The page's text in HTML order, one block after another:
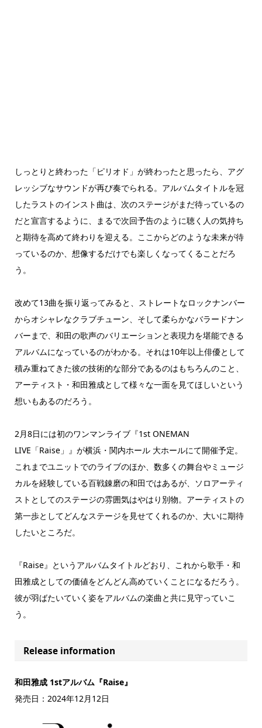
しっとりと終わった「ピリオド」が終わったと思ったら、アグ
レッシブなサウンドが再び奏でられる。アルバムタイトルを冠
したラストのインスト曲は、次のステージがまだ待っているの
だと宣言するように、まるで次回予告のように聴く人の気持ち
と期待を高めて終わりを迎える。ここからどのような未来が待
っているのか、想像するだけでも楽しくなってくることだろ
う。
改めて13曲を振り返ってみると、ストレートなロックナンバー
からオシャレなクラブチューン、そして柔らかなバラードナン
バーまで、和田の歌声のバリエーションと表現力を堪能できる
アルバムになっているのがわかる。それは10年以上俳優として
積み重ねてきた彼の技術的な部分であるのはもちろんのこと、
アーティスト・和田雅成として様々な一面を見てほしいという
想いもあるのだろう。
2月8日には初のワンマンライブ『1st ONEMAN
LIVE「Raise」』が横浜・関内ホール 大ホールにて開催予定。
これまでユニットでのライブのほか、数多くの舞台やミュージ
カルを経験している百戦錬磨の和田ではあるが、ソロアーティ
ストとしてのステージの雰囲気はやはり別物。アーティストの
第一歩としてどんなステージを見せてくれるのか、大いに期待
したいところだ。
『Raise』というアルバムタイトルどおり、これから歌手・和
田雅成としての価値をどんどん高めていくことになるだろう。
彼が羽ばたいていく姿をアルバムの楽曲と共に見守っていこ
う。
Release information
和田雅成 1stアルバム『Raise』
発売日：2024年12月12日